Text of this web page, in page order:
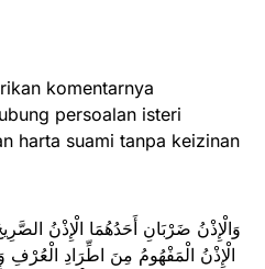
komentarnya
persoalan isteri
harta suami tanpa keizinan
وَالْإِذْنُ ضَرْبَانِ أَحَدُهُمَا الْإِذْنُ
الْإِذْنُ الْمَفْهُومُ مِنَ اطِّرَادِ الْعُرْفِ